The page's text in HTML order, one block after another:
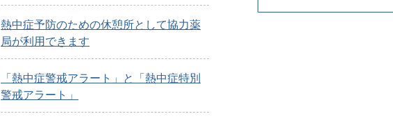
熱中症予防のための休憩所として協力薬
局が利用できます
「熱中症警戒アラート」と「熱中症特別
警戒アラート」